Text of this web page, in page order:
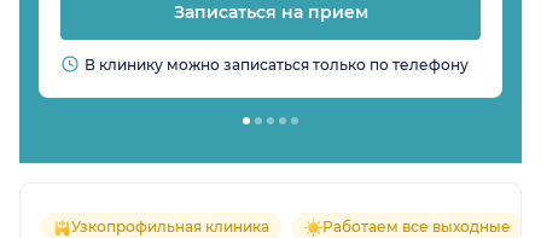
Записаться на прием
В клинику можно записаться только по телефону
Узкопрофильная клиника Работаем все выходные